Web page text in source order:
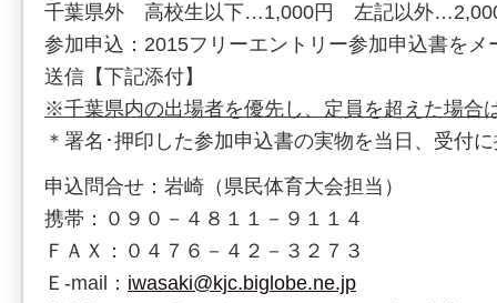
千葉県外 高校生以下…1,000円 左記以外
参加申込：2015フリーエントリー参加申込書をメ
送信【下記添付】
※千葉県内の出場者を優先し、定員を超えた場合
＊署名･押印した参加申込書の実物を当日、受付
申込問合せ：岩崎（県民体育大会担当）
携帯：０９０－４８１１－９１１４
ＦＡＸ：０４７６－４２－３２７３
Ｅ-mail： iwasaki@kjc.biglobe.ne.jp